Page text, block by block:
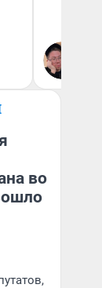
во